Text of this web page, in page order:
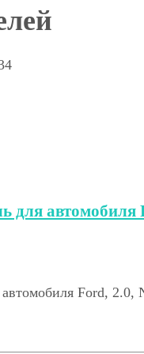
для автомобиля
Ford, 2.0,